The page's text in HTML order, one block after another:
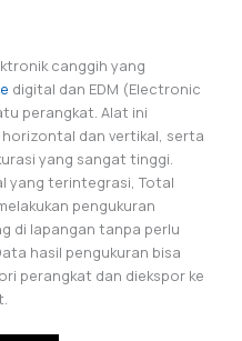
canggih yang
digital dan EDM (Electronic
perangkat. Alat ini
dan vertikal, serta
yang sangat tinggi.
yang terintegrasi, Total
pengukuran
di lapangan tanpa perlu
hasil pengukuran bisa
perangkat dan diekspor ke